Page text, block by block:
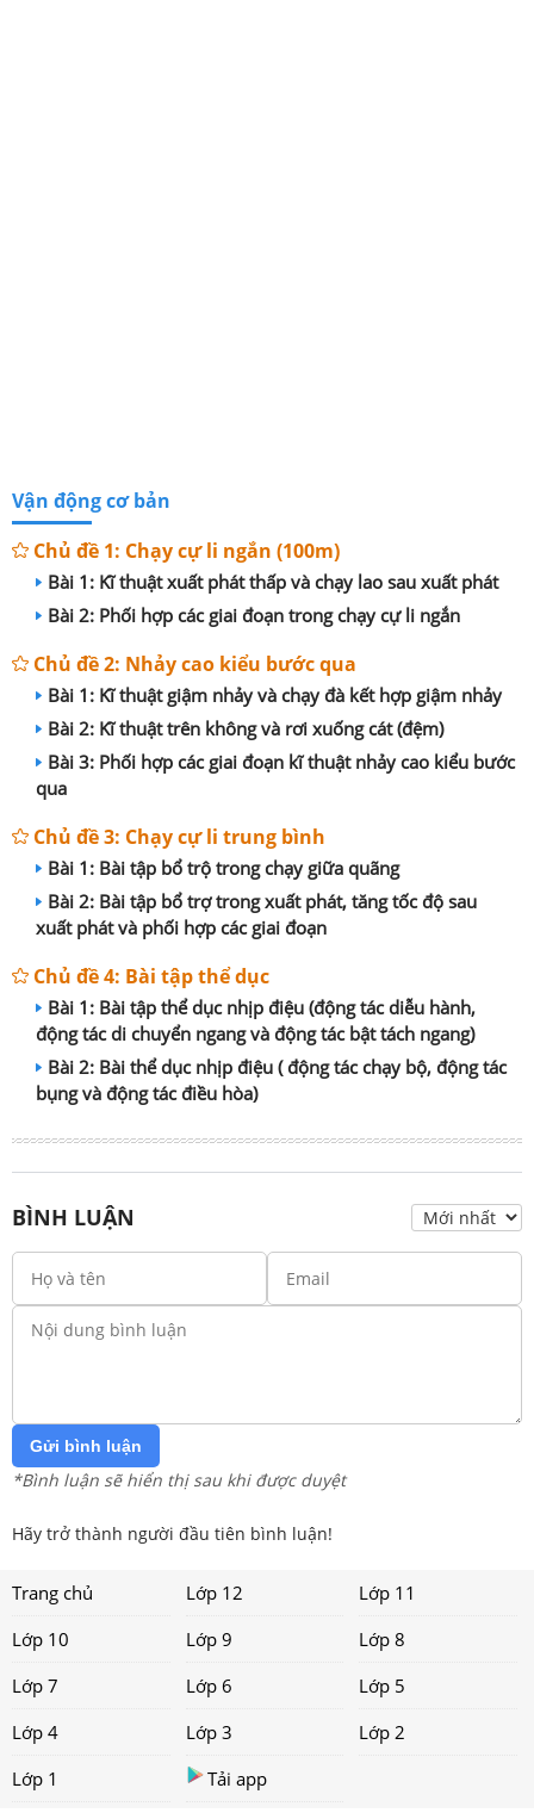
Vận động cơ bản
Chủ đề 1: Chạy cự li ngắn (100m)
Bài 1: Kĩ thuật xuất phát thấp và chạy lao sau xuất phát
Bài 2: Phối hợp các giai đoạn trong chạy cự li ngắn
Chủ đề 2: Nhảy cao kiểu bước qua
Bài 1: Kĩ thuật giậm nhảy và chạy đà kết hợp giậm nhảy
Bài 2: Kĩ thuật trên không và rơi xuống cát (đệm)
Bài 3: Phối hợp các giai đoạn kĩ thuật nhảy cao kiểu bước
qua
Chủ đề 3: Chạy cự li trung bình
Bài 1: Bài tập bổ trộ trong chạy giữa quãng
Bài 2: Bài tập bổ trợ trong xuất phát, tăng tốc độ sau
xuất phát và phối hợp các giai đoạn
Chủ đề 4: Bài tập thể dục
Bài 1: Bài tập thể dục nhịp điệu (động tác diễu hành,
động tác di chuyển ngang và động tác bật tách ngang)
Bài 2: Bài thể dục nhịp điệu ( động tác chạy bộ, động tác
bụng và động tác điều hòa)
BÌNH LUẬN
Gửi bình luận
*Bình luận sẽ hiển thị sau khi được duyệt
Hãy trở thành người đầu tiên bình luận!
Trang chủ Lớp 12
Lớp 11
Lớp 10
Lớp 9
Lớp 8
Lớp 7
Lớp 6
Lớp 5
Lớp 4
Lớp 3
Lớp 2
Lớp 1
Tải app